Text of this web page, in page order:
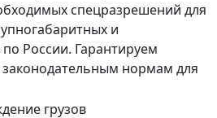
спецразрешений для
и
России. Гарантируем
законодательным нормам для